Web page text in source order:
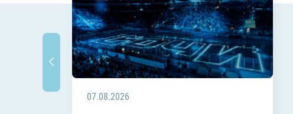
07.08.2026